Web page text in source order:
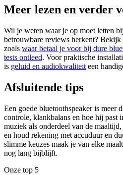
Meer lezen en verder
Wil je weten waar je op moet letten
betrouwbare reviews herkent? Bekijk
zoals waar betaal je voor bij dure
tests ontleed. Voor praktische
is geluid en audiokwaliteit een
Afsluitende tips
Een goede bluetoothspeaker is meer
controle, klankbalans en hoe hij past
muziek als onderdeel van de
en houd rekening met accuduur en
slimme keuzes maak je van elke
nog lang bijblijft.
Onze top 5